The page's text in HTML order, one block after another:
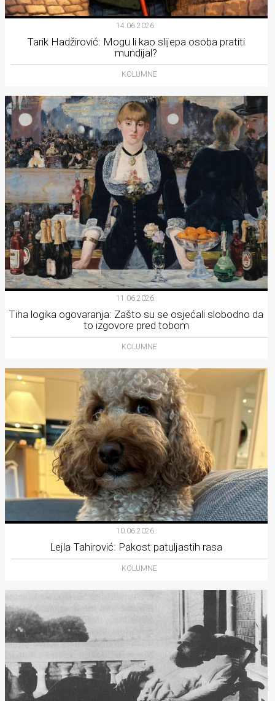
14.06.2026.
Tarik Hadžirović: Mogu li kao slijepa osoba pratiti
mundijal?
KOLUMNE
11.06.2026.
Tiha logika ogovaranja: Zašto su se osjećali slobodno da
to izgovore pred tobom
KOLUMNE
10.06.2026.
Lejla Tahirović: Pakost patuljastih rasa
KOLUMNE